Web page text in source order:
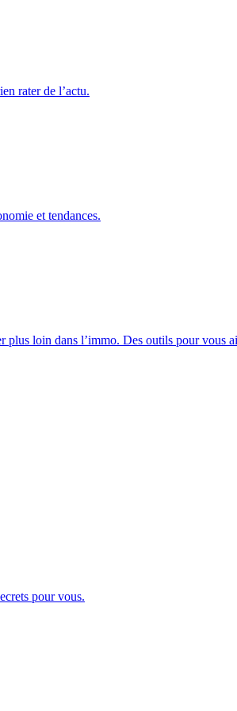
rater de l’actu.
et tendances.
loin dans l’immo. Des outils pour vous
pour vous.